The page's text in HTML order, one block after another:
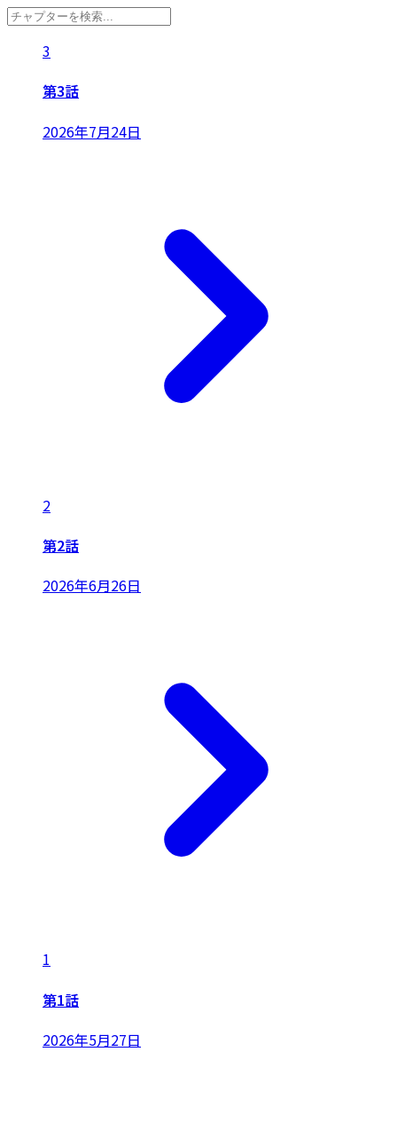
3
第3話
2026年7月24日
2
第2話
2026年6月26日
1
第1話
2026年5月27日